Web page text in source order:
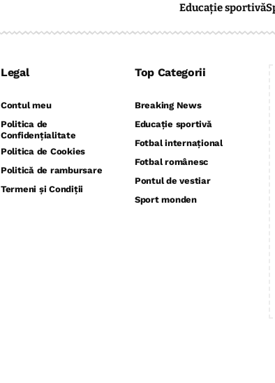
Educație sportivă
Legal
Contul meu
Politica de
Confidențialitate
Politica de Cookies
Politică de rambursare
Termeni și Condiții
Top Categorii
Breaking News
Educație sportivă
Fotbal internațional
Fotbal românesc
Pontul de vestiar
Sport monden